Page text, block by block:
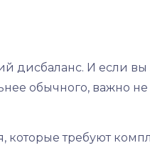
И если вы
обычного, важно
которые требуют